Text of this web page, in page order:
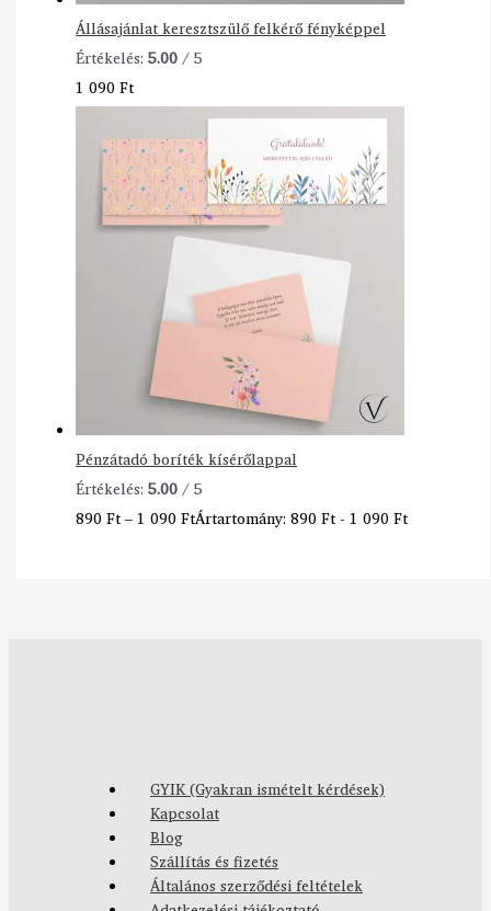
Állásajánlat keresztszülő felkérő fényképpel
Értékelés:5.00/ 5
1 090Ft
Pénzátadó boríték kísérőlappal
Értékelés:5.00/ 5
890Ft–1 090FtÁrtartomány: 890 Ft - 1 090 Ft
GYIK (Gyakran ismételt kérdések)
Kapcsolat
Blog
Szállítás és fizetés
Általános szerződési feltételek